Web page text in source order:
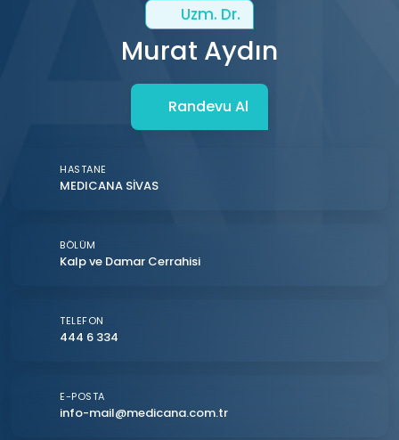
Uzm. Dr.
Murat Aydın
Randevu Al
HASTANE
MEDICANA SİVAS
BÖLÜM
Kalp ve Damar Cerrahisi
TELEFON
444 6 334
E-POSTA
info-mail@medicana.com.tr